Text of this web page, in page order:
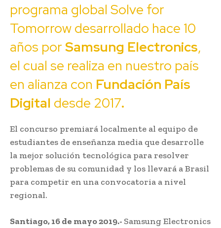
programa global Solve for
Tomorrow desarrollado hace 10
años por Samsung Electronics,
el cual se realiza en nuestro país
en alianza con Fundación País
Digital desde 2017.
El concurso premiará localmente al equipo de
estudiantes de enseñanza media que desarrolle
la mejor solución tecnológica para resolver
problemas de su comunidad y los llevará a Brasil
para competir en una convocatoria a nivel
regional.
Santiago, 16 de mayo 2019.- Samsung Electronics